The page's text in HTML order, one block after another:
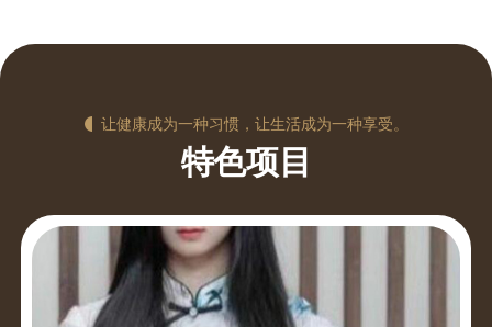
让健康成为一种习惯，让生活成为一种享受。
特色项目